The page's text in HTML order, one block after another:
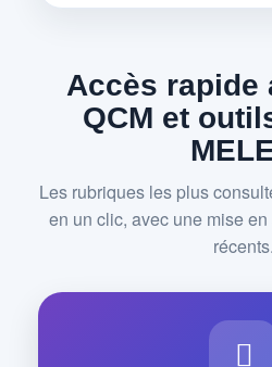
Accès rapide
QCM et
Les rubriques les plus
en un clic, avec une mise
récents.